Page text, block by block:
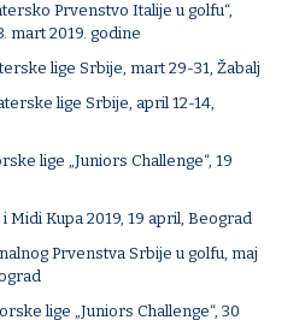
Prvenstvo Italije u golfu“,
mart 2019. godine
lige Srbije, mart 29-31, Žabalj
lige Srbije, april 12-14,
lige „Juniors Challenge“, 19
Midi Kupa 2019, 19 april, Beograd
Prvenstva Srbije u golfu, maj
lige „Juniors Challenge“, 30